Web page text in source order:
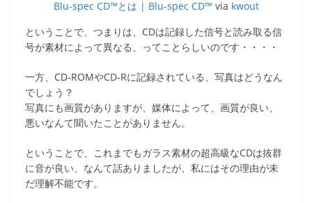
Blu-spec CD™とは | Blu-spec CD™ via kwout
ということで、つまりは、CDは記録した信号と読み取る信
号が素材によって異なる、ってことらしいのです・・・・
一方、CD-ROMやCD-Rに記録されている、写真はどうなん
でしょう？
写真にも画質がありますが、媒体によって、画質が良い、
悪いなんて聞いたことがありません。
ということで、これまでもガラス素材の超高級なCDは抜群
に音が良い、なんて話ありましたが、私にはその理由が未
だ理解不能です。